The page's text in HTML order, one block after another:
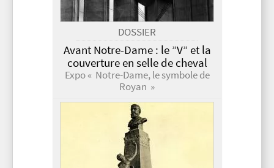
DOSSIER
Avant Notre-Dame : le ”V” et la
couverture en selle de cheval
Expo « Notre-Dame, le symbole de
Royan »